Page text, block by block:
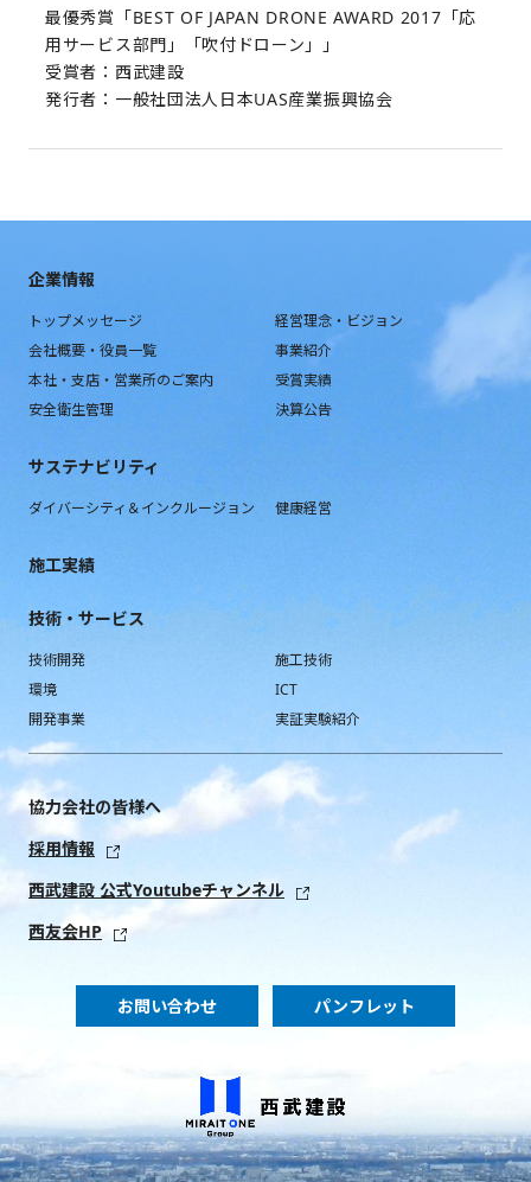
最優秀賞「BEST OF JAPAN DRONE AWARD 2017「応
用サービス部門」「吹付ドローン」」
受賞者：西武建設
発行者：一般社団法人日本UAS産業振興協会
企業情報
トップメッセージ
経営理念・ビジョン
会社概要・役員一覧
事業紹介
本社・支店・営業所のご案内
受賞実績
安全衛生管理
決算公告
サステナビリティ
ダイバーシティ＆インクルージョン 健康経営
施工実績
技術・サービス
技術開発
施工技術
環境
ICT
開発事業
実証実験紹介
協力会社の皆様へ
採用情報
西武建設 公式Youtubeチャンネル
西友会HP
お問い合わせ パンフレット